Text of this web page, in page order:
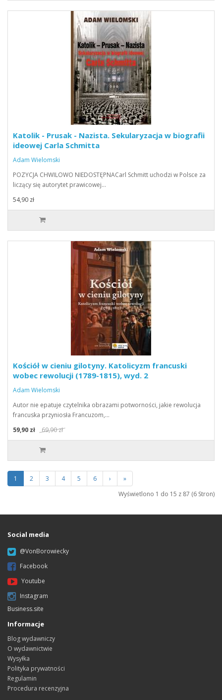
Katolik - Prusak - Nazista. Sekularyzacja w biografii
ideowej Carla Schmitta
Adam Wielomski
POZYCJA CHWILOWO NIEDOSTĘPNACarl Schmitt uchodzi w Polsce za
liczący się autorytet prawicowej…
54,90 zł
Kościół w cieniu gilotyny. Katolicyzm francuski
wobec rewolucji (1789-1815), wyd. 2
Adam Wielomski
Autor nie epatuje czytelnika obrazami potworności, jakie rewolucja
francuska przyniosła Francuzom,…
59,90 zł
69,90 zł
1 2 3 4 5 6 ›
»
Wyświetlono 1 do 15 z 87 (6 Stron)
Social media
@VonBorowiecky
Facebook
Youtube
Instagram
Business.site
Informacje
Blog wydawniczy
O wydawnictwie
Wysyłka
Polityka prywatności
Regulamin
Procedura recenzyjna